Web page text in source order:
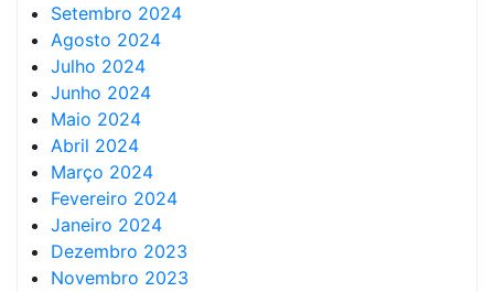
Setembro 2024
Agosto 2024
Julho 2024
Junho 2024
Maio 2024
Abril 2024
Março 2024
Fevereiro 2024
Janeiro 2024
Dezembro 2023
Novembro 2023